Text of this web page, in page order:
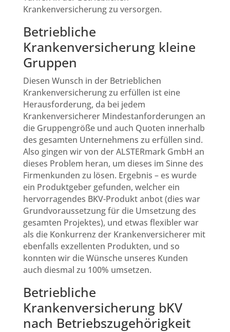
Krankenversicherung zu versorgen.
Betriebliche
Krankenversicherung kleine
Gruppen
Diesen Wunsch in der Betrieblichen
Krankenversicherung zu erfüllen ist eine
Herausforderung, da bei jedem
Krankenversicherer Mindestanforderungen an
die Gruppengröße und auch Quoten innerhalb
des gesamten Unternehmens zu erfüllen sind.
Also gingen wir von der ALSTERmark GmbH an
dieses Problem heran, um dieses im Sinne des
Firmenkunden zu lösen. Ergebnis – es wurde
ein Produktgeber gefunden, welcher ein
hervorragendes BKV-Produkt anbot (dies war
Grundvoraussetzung für die Umsetzung des
gesamten Projektes), und etwas flexibler war
als die Konkurrenz der Krankenversicherer mit
ebenfalls exzellenten Produkten, und so
konnten wir die Wünsche unseres Kunden
auch diesmal zu 100% umsetzen.
Betriebliche
Krankenversicherung bKV
nach Betriebszugehörigkeit